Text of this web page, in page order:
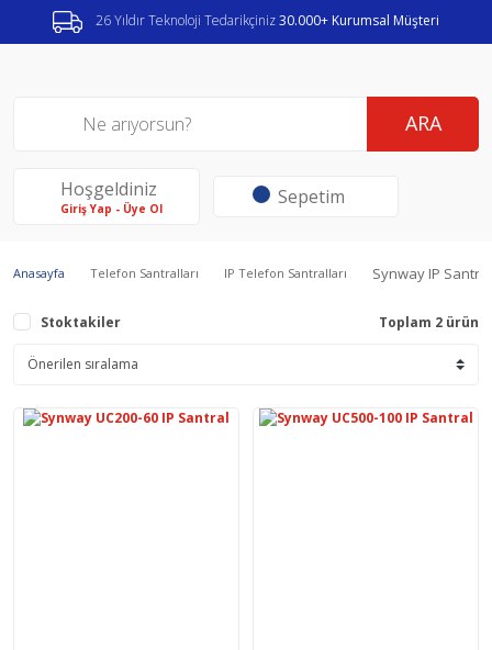
26 Yıldır Teknoloji Tedarikçiniz30.000+ Kurumsal Müşteri
ARA
Hoşgeldiniz
Giriş Yap - Üye Ol Sepetim
Anasayfa Telefon Santralları IP Telefon Santralları Synway IP
Stoktakiler Toplam 2 ürün